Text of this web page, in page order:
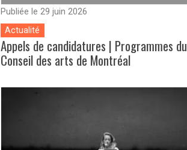
Publiée le 29 juin 2026
Actualité
Appels de candidatures | Programmes du
Conseil des arts de Montréal